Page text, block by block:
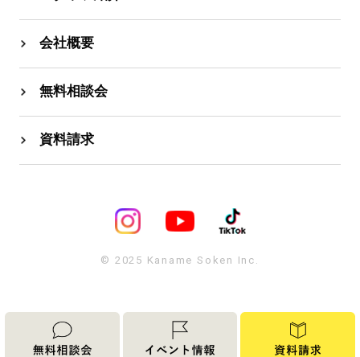
会社概要
無料相談会
資料請求
© 2025 Kaname Soken Inc.